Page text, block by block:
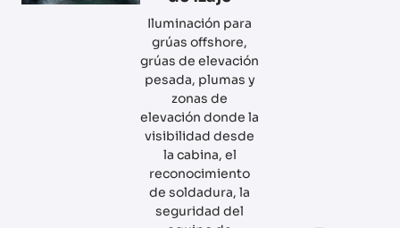
Iluminación para
grúas offshore,
grúas de elevación
pesada, plumas y
zonas de
elevación donde la
visibilidad desde
la cabina, el
reconocimiento
de soldadura, la
seguridad del